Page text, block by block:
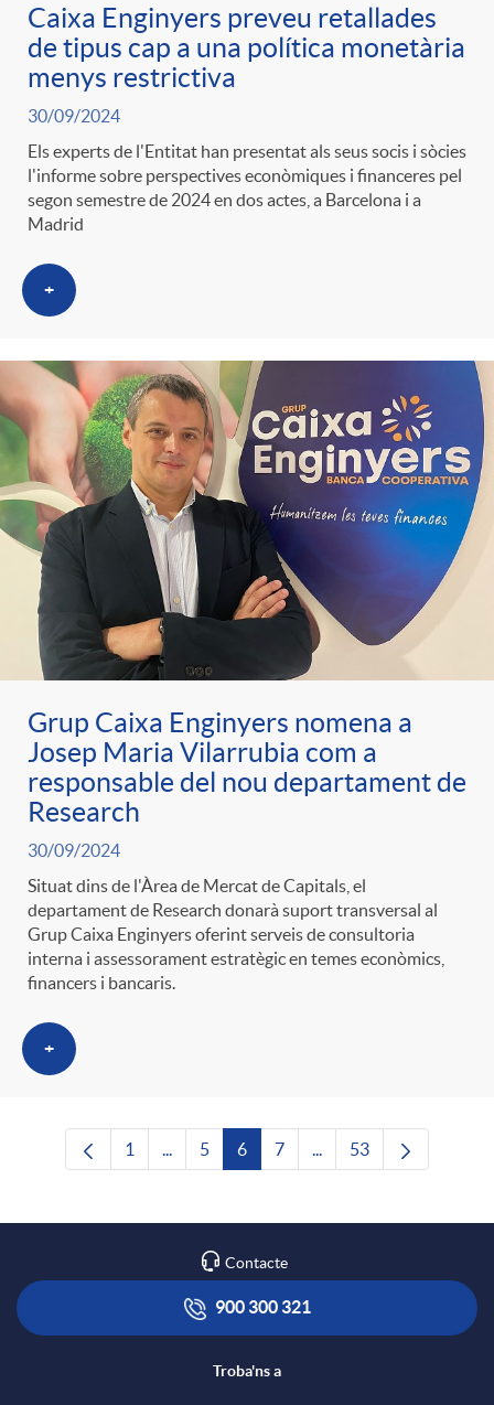
Caixa Enginyers preveu retallades
de tipus cap a una política monetària
menys restrictiva
30/09/2024
Els experts de l'Entitat han presentat als seus socis i sòcies
l'informe sobre perspectives econòmiques i financeres pel
segon semestre de 2024 en dos actes, a Barcelona i a
Madrid
+
Grup Caixa Enginyers nomena a
Josep Maria Vilarrubia com a
responsable del nou departament de
Research
30/09/2024
Situat dins de l'Àrea de Mercat de Capitals, el
departament de Research donarà suport transversal al
Grup Caixa Enginyers oferint serveis de consultoria
interna i assessorament estratègic en temes econòmics,
financers i bancaris.
+
Pàgina
1 ...Pàgines intermèdies Utilitzeu TAB per
Pàgina
5 Pàgina
6 Pàgina
7 ...Pàgines intermèdies
Pàgina
53
Contacte
900 300 321
Troba'ns a